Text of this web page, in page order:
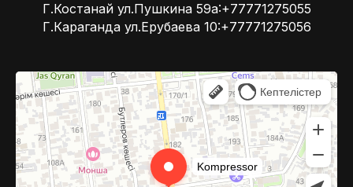
Г.Костанай ул.Пушкина 59а:+77771275055
Г.Караганда ул.Ерубаева 10:+77771275056
Kompressor
Компрессоры и компрессорное оборудование в Алматы
Системы вентиляции в Алматы